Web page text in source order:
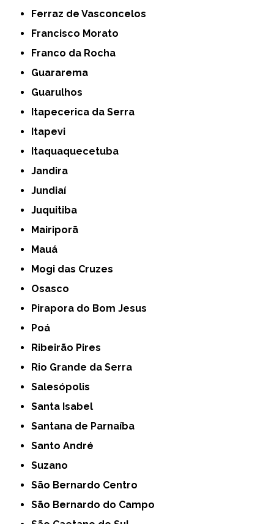
Ferraz de Vasconcelos
Francisco Morato
Franco da Rocha
Guararema
Guarulhos
Itapecerica da Serra
Itapevi
Itaquaquecetuba
Jandira
Jundiaí
Juquitiba
Mairiporã
Mauá
Mogi das Cruzes
Osasco
Pirapora do Bom Jesus
Poá
Ribeirão Pires
Rio Grande da Serra
Salesópolis
Santa Isabel
Santana de Parnaíba
Santo André
Suzano
São Bernardo Centro
São Bernardo do Campo